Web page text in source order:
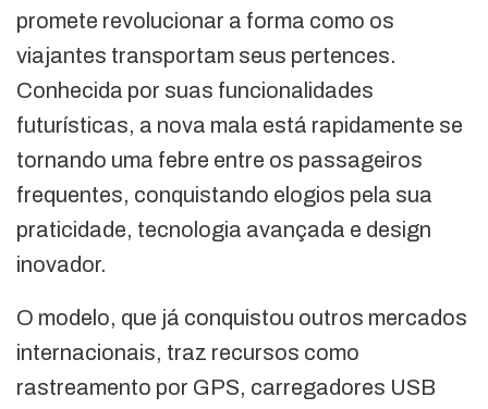
promete revolucionar a forma como os
viajantes transportam seus pertences.
Conhecida por suas funcionalidades
futurísticas, a nova mala está rapidamente se
tornando uma febre entre os passageiros
frequentes, conquistando elogios pela sua
praticidade, tecnologia avançada e design
inovador.
O modelo, que já conquistou outros mercados
internacionais, traz recursos como
rastreamento por GPS, carregadores USB